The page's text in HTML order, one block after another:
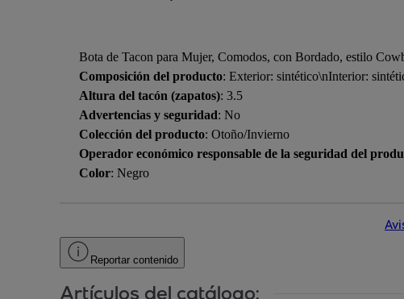
Bota de Tacon para Mujer, Comodos, con Bordado, estilo
Composición del producto: Exterior: sintético\nInterior:
Altura del tacón (zapatos): 3.5
Advertencias y seguridad: No
Colección del producto: Otoño/Invierno
Operador económico responsable de la seguridad del
Color: Negro
Reportar contenido
Artículos del catálogo: